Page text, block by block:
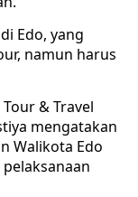
Edo, yang
namun harus
& Travel
mengatakan
Walikota Edo